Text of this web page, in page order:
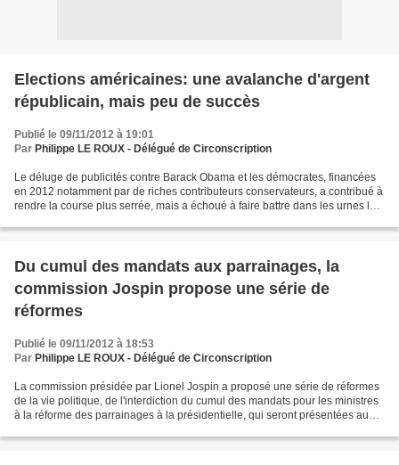
Elections américaines: une avalanche d'argent
républicain, mais peu de succès
Publié le 09/11/2012 à 19:01
Par Philippe LE ROUX - Délégué de Circonscription
Le déluge de publicités contre Barack Obama et les démocrates, financées
en 2012 notamment par de riches contributeurs conservateurs, a contribué à
rendre la course plus serrée, mais a échoué à faire battre dans les urnes le
Du cumul des mandats aux parrainages, la
commission Jospin propose une série de
réformes
Publié le 09/11/2012 à 18:53
Par Philippe LE ROUX - Délégué de Circonscription
La commission présidée par Lionel Jospin a proposé une série de réformes
de la vie politique, de l'interdiction du cumul des mandats pour les ministres
à la réforme des parrainages à la présidentielle, qui seront présentées au